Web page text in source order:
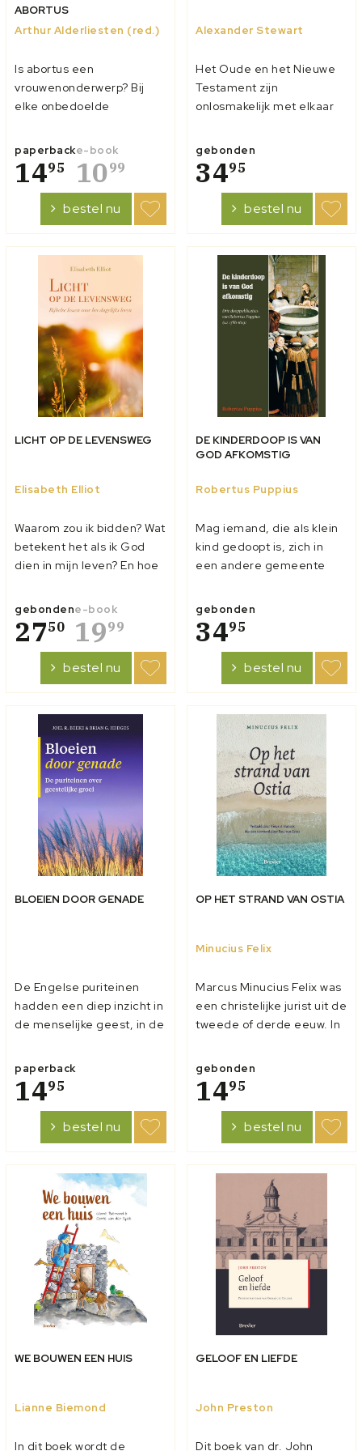
ABORTUS
Arthur Alderliesten (red.)
Is abortus een
vrouwenonderwerp? Bij
elke onbedoelde
is ook een man betrokken.
De man heeft volgens de
wet geen rol in het besluit
richting een abortus. Maar
hij is wel vader. Angst,
schuld, hulpeloosheid en
machteloosheid zij...
paperback
1495
e-book
1099
bestel nu
Alexander Stewart
Het Oude en het Nieuwe
Testament zijn
onlosmakelijk met elkaar
Testament komen veel
typen en ceremoniën voor,
die een diepere betekenis
nieuwtestamentisch
perspectief. De tabernakel
bijvoorbeeld. Of offers die
geb...
gebonden
3495
bestel nu
LICHT OP DE LEVENSWEG
Elisabeth Elliot
Waarom zou ik bidden? Wat
betekent het als ik God
dien in mijn leven? En hoe
andere vragen stelt en
overdenkt Elisabeth Elliot
in dit dagboek. De
antwoorden zoekt en vindt
ze in de Bijbel. Vanuit haar
eigen, rijke levense...
gebonden
2750
e-book
1999
bestel nu
DE KINDERDOOP IS VAN
GOD AFKOMSTIG
Robertus Puppius
Mag iemand, die als klein
kind gedoopt is, zich in
een andere gemeente
iedereen uit de
gereformeerde gezindte
kent wel iemand uit de
nabije omgeving die voor
de herdoop gekozen
heeft. Robertus Puppius
had er vroeger ook vol...
gebonden
3495
bestel nu
BLOEIEN DOOR GENADE
De Engelse puriteinen
hadden een diep inzicht in
de menselijke geest, in de
werkingen van de Heilige
Geest, en een grote ernst
in de heiliging van het
dagelijks leven. Dr. Joel R.
Beeke en Brian G. Hedges
brengen die inzicht...
paperback
1495
bestel nu
OP HET STRAND VAN OSTIA
Minucius Felix
Marcus Minucius Felix was
een christelijke jurist uit de
tweede of derde eeuw. In
christelijk geloof niet
gunstig gezind was –
keizer Constantijn kwam
pas in de vierde eeuw aan
de macht – was Felix een
van de apologeten die het
gebonden
1495
bestel nu
WE BOUWEN EEN HUIS
Lianne Biemond
In dit boek wordt de
GELOOF EN LIEFDE
John Preston
Dit boek van dr. John